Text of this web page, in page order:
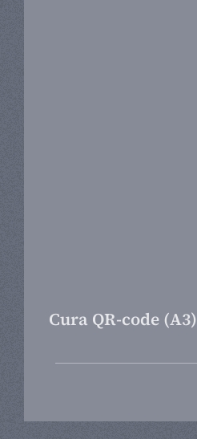
Cura QR-code (A3)